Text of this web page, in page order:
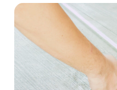
podlahu, aby váš